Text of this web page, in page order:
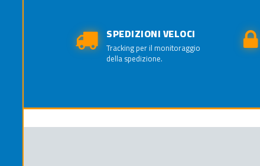
SPEDIZIONI VELOCI
Tracking per il monitoraggio
della spedizione.